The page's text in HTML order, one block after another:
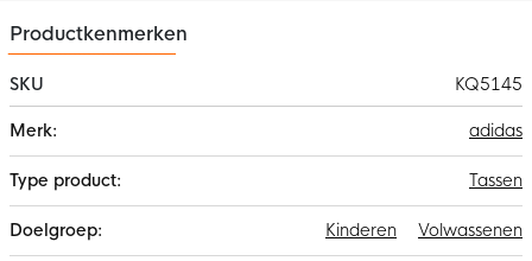
Productkenmerken
SKU
KQ5145
informatie
adidas
Tassen
Volwassenen
Kinderen